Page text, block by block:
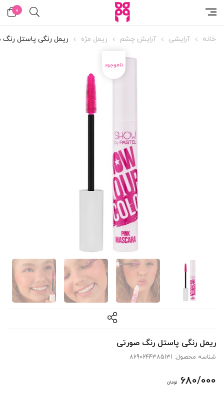
0
خانه آرایشی آرایش چشم ریمل مژه ریمل رنگی پاستل
ریمل رنگی پاستل رنگ صورتی
شناسه محصول: 8690644385131
680/000 تومان